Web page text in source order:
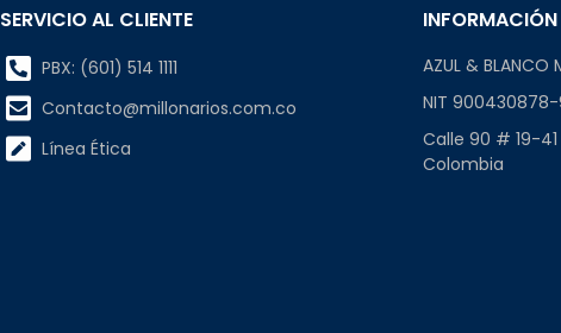
SERVICIO AL CLIENTE
PBX: (601) 514 1111
Contacto@millonarios.com.co
Línea Ética
INFORMACIÓN
AZUL & BLANCO
NIT
Calle 90 # 19-
Colombia